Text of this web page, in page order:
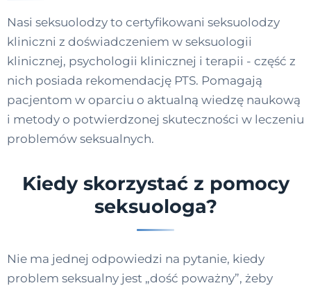
Nasi seksuolodzy to certyfikowani seksuolodzy
kliniczni z doświadczeniem w seksuologii
klinicznej, psychologii klinicznej i terapii - część z
nich posiada rekomendację PTS. Pomagają
pacjentom w oparciu o aktualną wiedzę naukową
i metody o potwierdzonej skuteczności w leczeniu
problemów seksualnych.
Kiedy skorzystać z pomocy
seksuologa?
Nie ma jednej odpowiedzi na pytanie, kiedy
problem seksualny jest „dość poważny”, żeby